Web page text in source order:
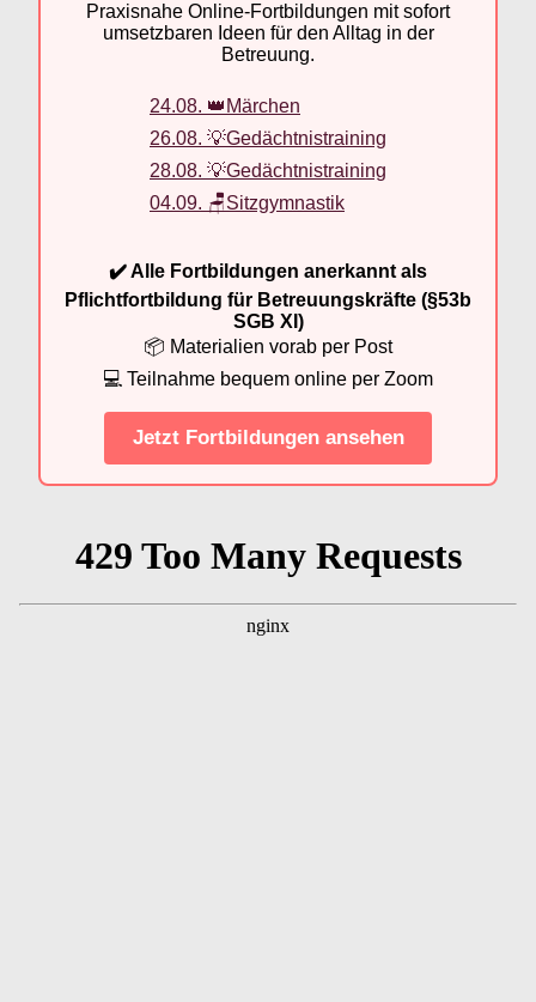
Praxisnahe Online-Fortbildungen mit sofort
umsetzbaren Ideen für den Alltag in der
Betreuung.
24.08. 👑Märchen
26.08. 💡Gedächtnistraining
28.08. 💡Gedächtnistraining
04.09. 🪑Sitzgymnastik
✔️ Alle Fortbildungen anerkannt als
Pflichtfortbildung für Betreuungskräfte (§53b
SGB XI)
📦 Materialien vorab per Post
💻 Teilnahme bequem online per Zoom
Jetzt Fortbildungen ansehen